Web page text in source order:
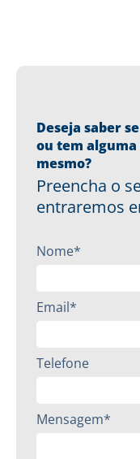
Deseja saber
ou tem
mesmo?
Preencha o
entraremos
Nome*
Email*
Telefone
Mensagem*